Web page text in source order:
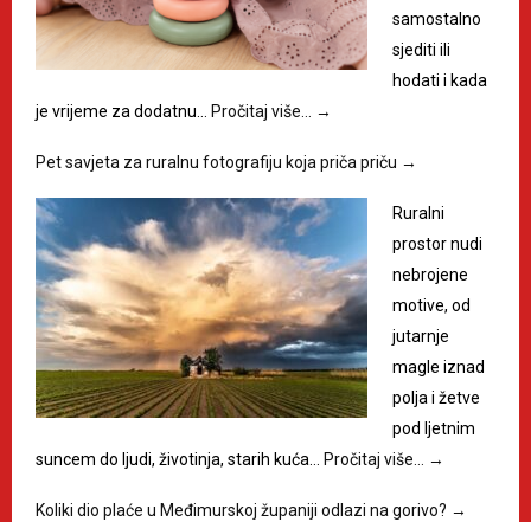
samostalno
sjediti ili
hodati i kada
je vrijeme za dodatnu… Pročitaj više… →
Pet savjeta za ruralnu fotografiju koja priča priču →
Ruralni
prostor nudi
nebrojene
motive, od
jutarnje
magle iznad
polja i žetve
pod ljetnim
suncem do ljudi, životinja, starih kuća… Pročitaj više… →
Koliki dio plaće u Međimurskoj županiji odlazi na gorivo? →